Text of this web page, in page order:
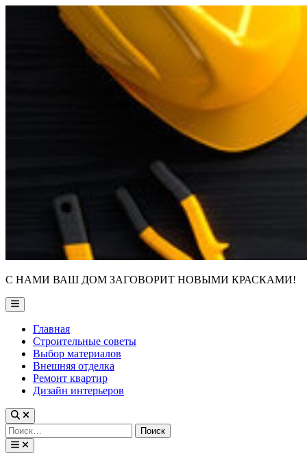
С НАМИ ВАШ ДОМ ЗАГОВОРИТ НОВЫМИ КРАСКАМИ!
Main
Menu
Главная
Строительные советы
Выбор материалов
Внешняя отделка
Ремонт квартир
Дизайн интерьеров
Найти: